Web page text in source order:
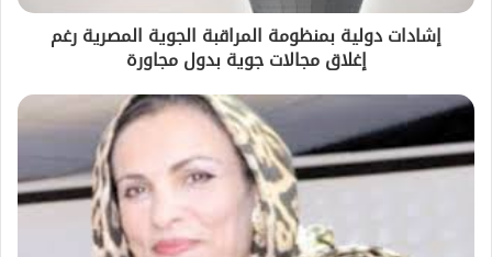
إشادات دولية بمنظومة المراقبة الجوية المصرية رغم
إغلاق مجالات جوية بدول مجاورة